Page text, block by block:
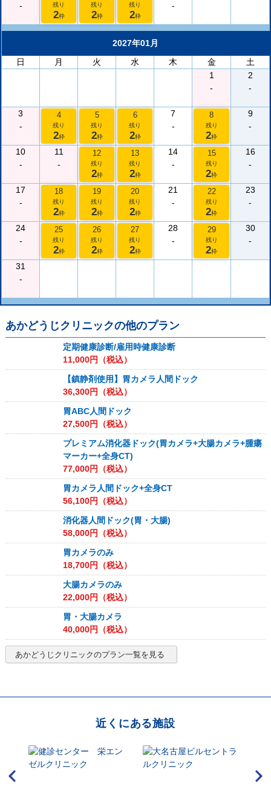
-
残り
2枠
残り
2枠
残り
2枠
-
2027年01月
日
月 火 水 木 金
土
1
-
2
-
3
-
4
残り
2枠
5
残り
2枠
6
残り
2枠
7
-
8
残り
2枠
9
-
10
-
11
-
12
残り
2枠
13
残り
2枠
14
-
15
残り
2枠
16
-
17
-
18
残り
2枠
19
残り
2枠
20
残り
2枠
21
-
22
残り
2枠
23
-
24
-
25
残り
2枠
26
残り
2枠
27
残り
2枠
28
-
29
残り
2枠
30
-
31
-
あかどうじクリニックの他のプラン
定期健康診断/雇用時健康診断
11,000円（税込）
【鎮静剤使用】胃カメラ人間ドック
36,300円（税込）
胃ABC人間ドック
27,500円（税込）
プレミアム消化器ドック(胃カメラ+大腸カメラ+腫瘍
マーカー+全身CT)
77,000円（税込）
胃カメラ人間ドック+全身CT
56,100円（税込）
消化器人間ドック(胃・大腸)
58,000円（税込）
胃カメラのみ
18,700円（税込）
大腸カメラのみ
22,000円（税込）
胃・大腸カメラ
40,000円（税込）
あかどうじクリニックのプラン一覧を見る
近くにある施設